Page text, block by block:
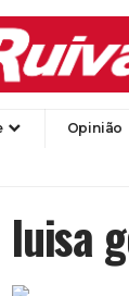
Opinião
luisa